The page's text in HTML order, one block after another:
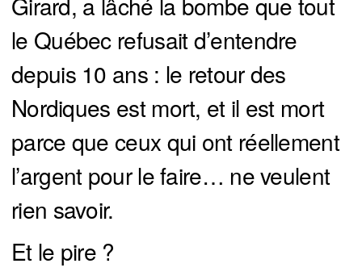
le Québec refusait d’entendre
depuis 10 ans : le retour des
Nordiques est mort, et il est mort
parce que ceux qui ont réellement
l’argent pour le faire… ne veulent
rien savoir.
Et le pire ?